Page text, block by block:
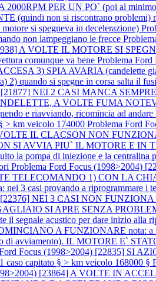
PER UN PO` (poi al minimo
non si riscontrano problemi)
si spegneva in decelerazione)
non lampeggiano le frecce
A VOLTE IL MOTORE SI
comunque va bene Problema
3) SPIA AVARIA (candelette
quando si spegne in corsa salta il
[21877] NEI 2 CASI MANCA
A VOLTE FUMA
e riavviando, ricomincia ad andare
> km veicolo 174000 Problema Ford
IL CLACSON NON FUNZIONA
SI AVVIA PIU` IL MOTORE E IN
pompa di iniezione e la centralina
Problema Ford Focus (1998>2004)
TELECOMANDO 1) CON LA
casi provando a riprogrammare i
[22376] NEI 3 CASI NON
SI APRE SENZA
segnale acustico per dare inizio alla
A FUNZIONARE nota: a
avviamento). IL MOTORE E`
Focus (1998>2004) [22835] SI
capitato § > km veicolo 168000 §
[23864] A VOLTE IN